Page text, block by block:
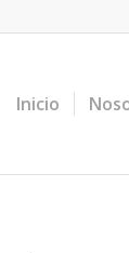
Inicio